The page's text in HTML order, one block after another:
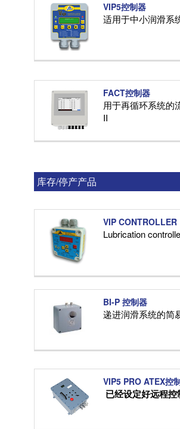
VIP5控制器
适用于中小润滑系
FACT控制器
用于再循环系统的
II
库存/停产产品
VIP CONTROLLER
Lubrication
BI-P 控制器
递进润滑系统的简
VIP5 PRO ATEX控
已经设定好远程控